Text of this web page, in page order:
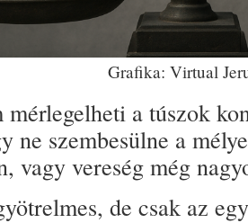
Grafika: Virtual
mérlegelheti a túszok
ne szembesülne a
vagy vereség még
de csak az